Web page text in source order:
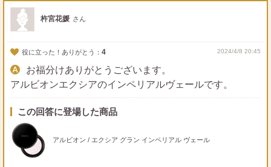
杵宮花媛 さん
役に立った！ありがとう： 4 2024/4/8 20:45
お福分けありがとうございます。
アルビオンエクシアのインペリアルヴェールです。
この回答に登場した商品
アルビオン / エクシア グラン インペリアル ヴェール